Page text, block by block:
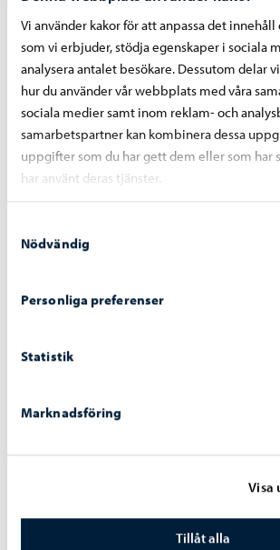
Vi använder kakor för att anpassa det
som vi erbjuder, stödja egenskaper i sociala
analysera antalet besökare. Dessutom delar
hur du använder vår webbplats med våra
sociala medier samt inom reklam- och
samarbetspartner kan kombinera dessa
uppgifter som du har gett dem eller som har
har använt deras tjänster.
Nödvändig
Personliga preferenser
Statistik
Marknadsföring
Visa
Tillåt alla
Miika, ungdomsarbetare
Jag fått möjlighet att utveckla mina
att studera och att delta i olika slags
Arbetet har hela tiden blivit alltmer
har bibehållit intresset för arbetet.
Marjo, servicechef inom
att verksamheten utvecklas proaktivt och